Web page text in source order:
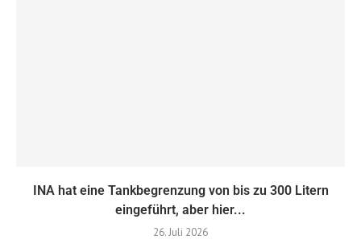
INA hat eine Tankbegrenzung von bis zu 300 Litern
eingeführt, aber hier...
26. Juli 2026